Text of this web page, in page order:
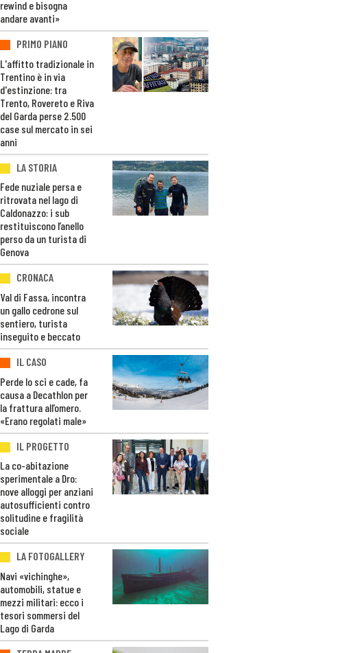
rewind e bisogna
andare avanti»
PRIMO PIANO
L'affitto tradizionale in
Trentino è in via
d'estinzione: tra
Trento, Rovereto e Riva
del Garda perse 2.500
case sul mercato in sei
anni
LA STORIA
Fede nuziale persa e
ritrovata nel lago di
Caldonazzo: i sub
restituiscono l’anello
perso da un turista di
Genova
CRONACA
Val di Fassa, incontra
un gallo cedrone sul
sentiero, turista
inseguito e beccato
IL CASO
Perde lo sci e cade, fa
causa a Decathlon per
la frattura all’omero.
«Erano regolati male»
IL PROGETTO
La co-abitazione
sperimentale a Dro:
nove alloggi per anziani
autosufficienti contro
solitudine e fragilità
sociale
LA FOTOGALLERY
Navi «vichinghe»,
automobili, statue e
mezzi militari: ecco i
tesori sommersi del
Lago di Garda